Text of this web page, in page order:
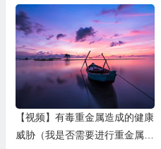
【视频】有毒重金属造成的健康
威胁（我是否需要进行重金属排